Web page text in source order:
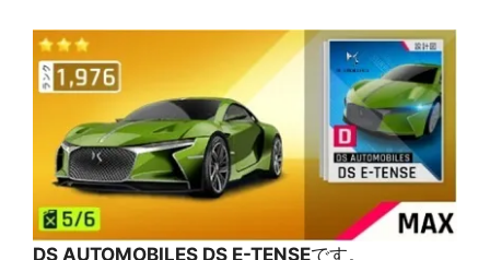
DS AUTOMOBILES DS E-TENSEです。